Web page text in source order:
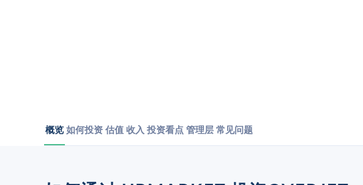
概览 如何投资 估值 收入 投资看点 管理层 常见问题